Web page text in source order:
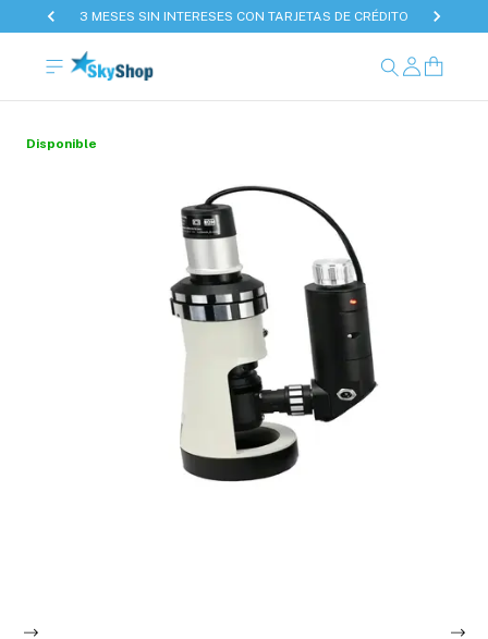
3 MESES SIN INTERESES CON TARJETAS DE CRÉDITO
Disponible